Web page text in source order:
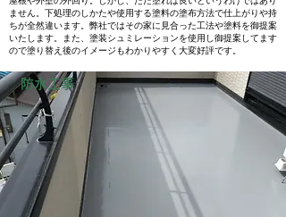
防水工事
ません。下処理のしかたや使用する塗料の塗布方法で仕上がりや持
ちが全然違います。弊社ではその家に見合った工法や塗料を御提案
いたします。また、塗装シュミレーションを使用し御提案してます
ので塗り替え後のイメージもわかりやすく大変好評です。